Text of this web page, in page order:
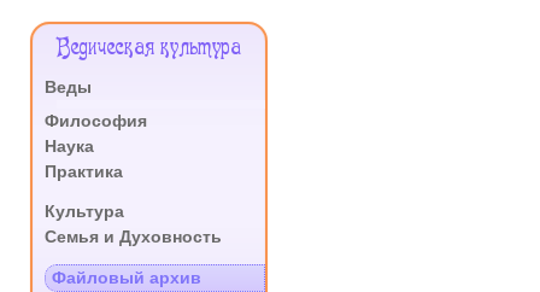
Меню
Ведическая культура
Веды
Философия
Наука
Практика
Культура
Семья и Духовность
Файловый архив